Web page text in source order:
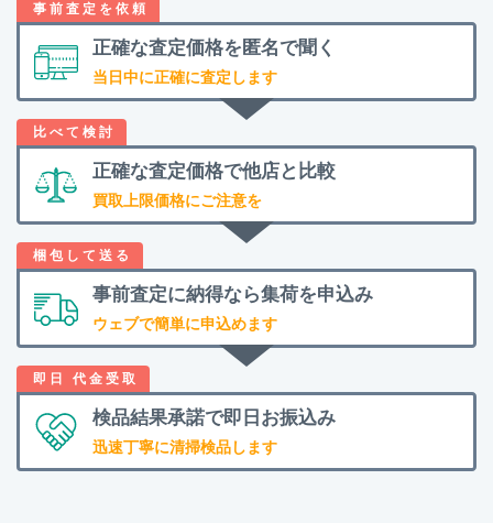
正確な査定価格を 匿名で聞く
当日中に正確に査定します
正確な査定価格で他店と比較
買取上限価格にご注意を
事前査定に納得なら集荷を申込み
ウェブで簡単に申込めます
検品結果承諾で即日お振込み
迅速丁寧に清掃検品します